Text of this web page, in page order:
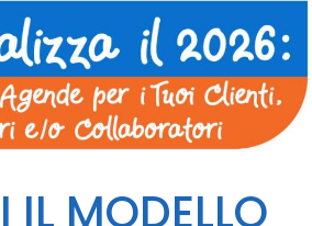
IL MODELLO